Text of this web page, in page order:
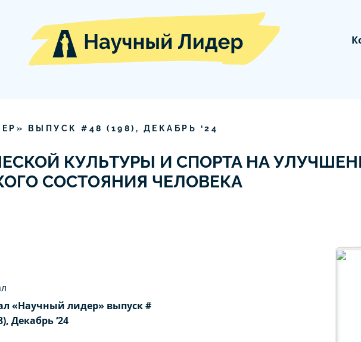
ВЫПУСК # 48 ( 198), ДЕКАБРЬ ‘24
КУЛЬТУРЫ И СПОРТА НА
СОСТОЯНИЯ ЧЕЛОВЕКА
«Научный лидер» выпуск #
Декабрь ‘24